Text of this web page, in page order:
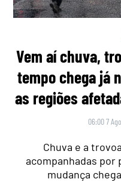
Vem aí chuva,
tempo chega já
as regiões
06:00 7
Chuva e a
acompanhadas por
mudança